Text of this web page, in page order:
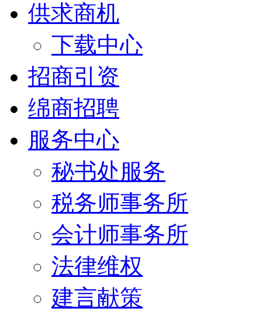
供求商机
下载中心
招商引资
绵商招聘
服务中心
秘书处服务
税务师事务所
会计师事务所
法律维权
建言献策